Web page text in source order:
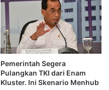
Pemerintah Segera
Pulangkan TKI dari Enam
Kluster. Ini Skenario Menhub